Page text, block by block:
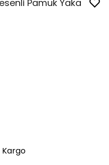
Pamuk Yaka
Kargo